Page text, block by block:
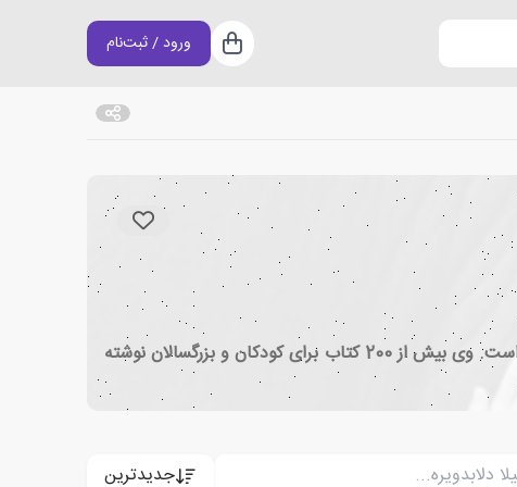
سبد خرید
ورود / ثبت‌نام
کامیلا دلابدویره (Camilla de la Bédoyère) نویسنده داستان نویسی کودکان بسیار محبوب، متخصص در دنیای طبیعی است. وی بیش از 200 کتاب برای کودکان و بزرگسالان نوشته
جدیدترین